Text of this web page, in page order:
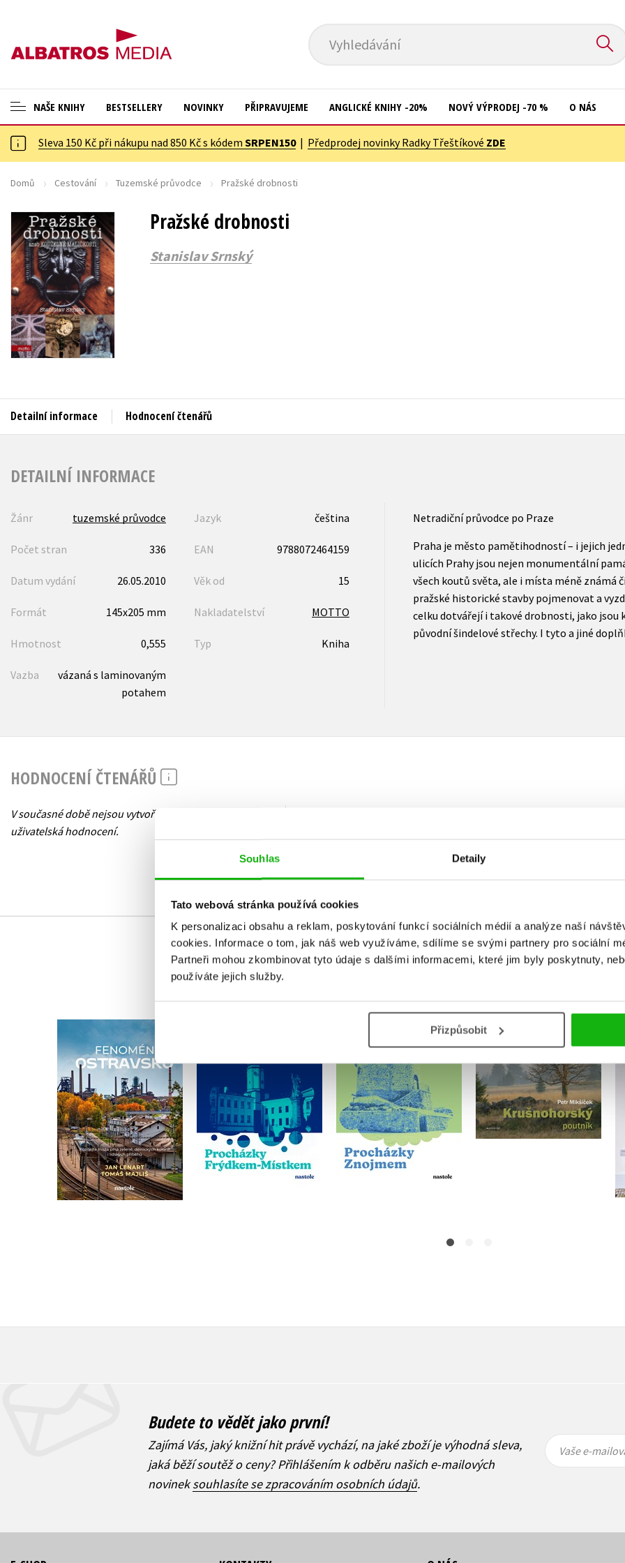
Souhlas Detaily
Tato webová stránka používá cookies
K personalizaci obsahu a reklam, poskytování funkcí sociálních médií a analýze naší
cookies. Informace o tom, jak náš web využíváme, sdílíme se svými partnery pro sociální
Partneři mohou zkombinovat tyto údaje s dalšími informacemi, které jim byly poskytnuty,
používáte jejich služby.
Přizpůsobit
Vyhledávání
NAŠE KNIHY
ANGLICKÉ KNIHY -20 %
NOVÝ VÝPRODEJ -70 %
ASTERIX S DÁRKEM
🎁DÁRKOVÉ PUBLIKACE
✉️ DÁRKOVÉ POUKAZY
Auto - moto
Beletrie pro děti
Byznys a ekonomie
Cestování
Dárkové publikace
Digitální fotografie
Esoterika a duchovní svět
Komiks
Příroda a zahrada
BESTSELLERY NOVINKY PŘIPRAVUJEME ANGLICKÉ KNIHY -20% NOVÝ VÝPRODEJ -70 % O NÁS
Sleva 150 Kč při nákupu nad 850 Kč s kódem SRPEN150| Předprodej novinky Radky Třeštíkové ZDE
Domů Cestování Tuzemské průvodce Pražské drobnosti
Pražské drobnosti
Stanislav Srnský
Detailní informace Hodnocení čtenářů
DETAILNÍ INFORMACE
Žánr tuzemské průvodce Jazyk čeština
Počet stran 336 EAN 9788072464159
Datum vydání 26.05.2010 Věk od 15
Formát 145x205 mm Nakladatelství MOTTO
Hmotnost 0,555 Typ Kniha
Vazba
vázaná s laminovaným
potahem
Netradiční průvodce po Praze
Praha je město pamětihodností – i jejich
ulicích Prahy jsou nejen monumentální
všech koutů světa, ale i místa méně známá
pražské historické stavby pojmenovat a
celku dotvářejí i takové drobnosti, jako jsou
původní šindelové střechy. I tyto a jiné
HODNOCENÍ ČTENÁŘŮ
V současné době nejsou vytvořena žádná
uživatelská hodnocení.
Přihlásit
MOHLO BY VÁS TAKÉ ZAJÍMAT
Fenomén Ostravsko
Jan Lenart
,
Tomáš Majliš
Do košíku
449 Kč
359 Kč
Miloš Habrnál
Do košíku
Procházky Znojmem
Monika Frecerová
Do košíku
369 Kč
Krušnohorský poutník
Petr Mikšíček
Budete to vědět jako první!
Zajímá Vás, jaký knižní hit právě vychází, na jaké zboží je výhodná sleva,
jaká běží soutěž o ceny? Přihlášením k odběru našich e-mailových
novineksouhlasíte se zpracováním osobních údajů.
mailová
mailová
Vaše e-